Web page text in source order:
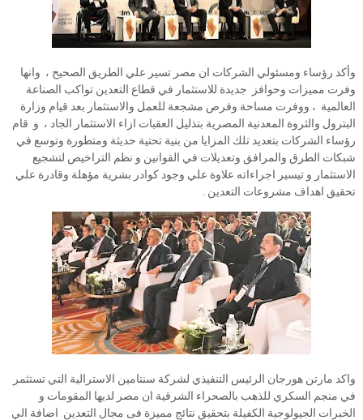
وأكد رؤساء ومسئولي الشركات ان مصر تسير علي الطريق الصحيح ، وانها
وفرت مميزات وحوافز جديدة للاستثمار في قطاع التعدين تواكب الصناعة
العالمية ، ووفرت مساحة وفرص مشجعة للعمل والاستثمار بعد قيام وزارة
البترول والثروة المعدنية المصرية بتذليل العقبات ازاء الاستثمار الجاد ، و قام
رؤساء الشركات بتعديد تلك المزايا من بنية تحتية حديثة ومتطورة وتوسع في
شبكات الطرق والمرافق وتعديلات في القوانين و نظم التراخيص لتشجيع
الاستثمار و تيسير اجراءاته علاوة علي وجود كوادر بشرية مؤهلة وقادرة علي
تحقيق اهداف مشروعات التعدين .
واكد مارتن هورجان الرئيس التنفيذي لشركة سنتامين الاسترالية التي تستثمر
في منجم السكري للذهب بالصحراء الشرقية ان مصر لديها المقومات و
الخبرات الجيولوجية الكفيلة بتحقيق نتائج مميزة فى مجال التعدين اضافة الي